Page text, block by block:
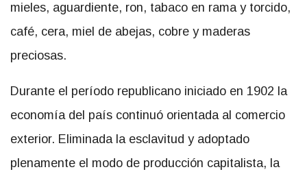
mieles, aguardiente, ron, tabaco en rama y torcido,
café, cera, miel de abejas, cobre y maderas
preciosas.
Durante el período republicano iniciado en 1902 la
economía del país continuó orientada al comercio
exterior. Eliminada la esclavitud y adoptado
plenamente el modo de producción capitalista, la